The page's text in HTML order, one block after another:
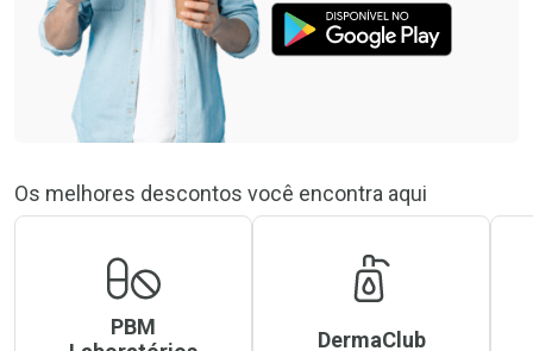
Os melhores descontos você encontra aqui
PBM
DermaClub